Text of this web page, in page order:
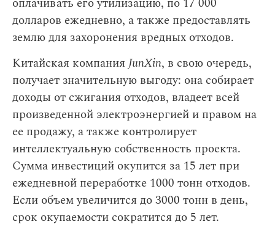
долларов ежедневно, а также предоставлять
землю для захоронения вредных отходов.
Китайская компанияJunXin, в свою очередь,
получает значительную выгоду: она собирает
доходы от сжигания отходов, владеет всей
произведенной электроэнергией и правом на
ее продажу, а также контролирует
интеллектуальную собственность проекта.
Сумма инвестиций окупится за 15 лет при
ежедневной переработке 1000 тонн отходов.
Если объем увеличится до 3000 тонн в день,
срок окупаемости сократится до 5 лет.